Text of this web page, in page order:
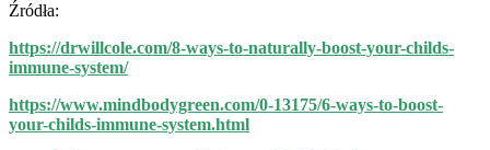
Źródła:
https://drwillcole.com/8-ways-to-naturally-boost-your-childs-
immune-system/
https://www.mindbodygreen.com/0-13175/6-ways-to-boost-
your-childs-immune-system.html